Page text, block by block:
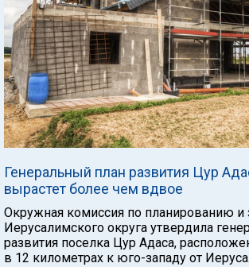
Генеральный план развития Цур
вырастет более чем вдвое
Окружная комиссия по планированию и
Иерусалимского округа утвердила
развития поселка Цур Адаса,
в 12 километрах к юго-западу от